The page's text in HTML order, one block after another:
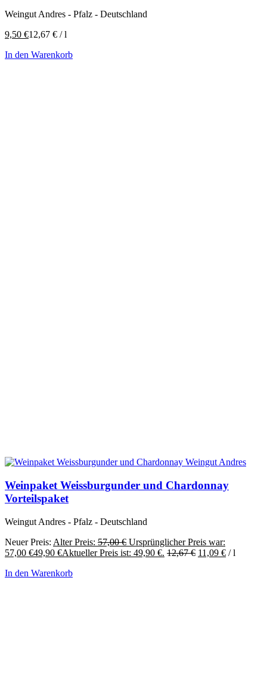
Weingut Andres - Pfalz - Deutschland
9,50 €12,67 € /l
In den Warenkorb
Weinpaket Weissburgunder und Chardonnay
Vorteilspaket
Weingut Andres - Pfalz - Deutschland
Neuer Preis: Alter Preis: 57,00€ Ursprünglicher Preis war:
57,00 €49,90 €Aktueller Preis ist: 49,90 €. 12,67€ 11,09 € /l
In den Warenkorb